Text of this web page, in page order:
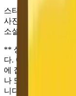
스타일 추천:
사실적
사진에 가장 적합합
소셜 미디어 및 인쇄
** 상업 촬영 팁: 제
다. 어두운 색상, 중
에 집중시킵니다. 반
나 또는 둘 추가해
니다. 정확한 소재